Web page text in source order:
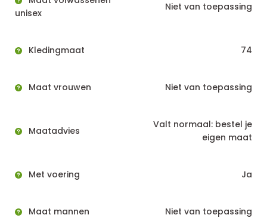
unisex
Niet van toepassing
Kledingmaat 74
Maat vrouwen Niet van toepassing
Maatadvies
Valt normaal: bestel je
eigen maat
Met voering Ja
Maat mannen Niet van toepassing